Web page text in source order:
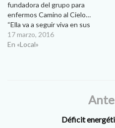
fundadora del grupo para
enfermos Camino al Cielo…
“Ella va a seguir viva en sus
enfermos”, dijo Tula
Rodríguez, integrante del
17 marzo, 2016
En «Local»
Déficit